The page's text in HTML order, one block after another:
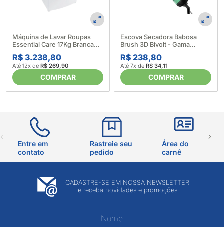
Máquina de Lavar Roupas
Essential Care 17Kg Branca
LED17 - Electrolux (633997)
R$ 3.238,80
Até 12x de R$ 269,90
COMPRAR
Escova Secadora Babosa
Brush 3D Bivolt - Gama
(624393)
R$ 238,80
Até 7x de R$ 34,11
COMPRAR
Entre em
contato
Rastreie seu
pedido
Área do
carnê
CADASTRE-SE EM NOSSA NEWSLETTER
e receba novidades e promoções